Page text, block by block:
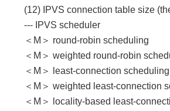
(12) IPVS connection table size
--- IPVS scheduler
＜M＞ round-robin scheduling
＜M＞ weighted round-robin
＜M＞ least-connection scheduling
＜M＞ weighted least-connection
＜M＞ locality-based least-